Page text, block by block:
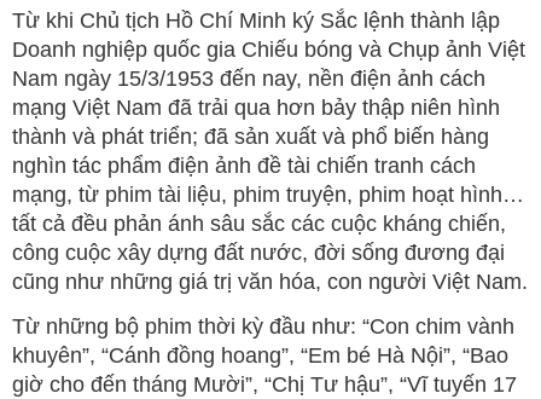
Từ khi Chủ tịch Hồ Chí Minh ký Sắc lệnh thành lập
Doanh nghiệp quốc gia Chiếu bóng và Chụp ảnh Việt
Nam ngày 15/3/1953 đến nay, nền điện ảnh cách
mạng Việt Nam đã trải qua hơn bảy thập niên hình
thành và phát triển; đã sản xuất và phổ biến hàng
nghìn tác phẩm điện ảnh đề tài chiến tranh cách
mạng, từ phim tài liệu, phim truyện, phim hoạt hình…
tất cả đều phản ánh sâu sắc các cuộc kháng chiến,
công cuộc xây dựng đất nước, đời sống đương đại
cũng như những giá trị văn hóa, con người Việt Nam.
Từ những bộ phim thời kỳ đầu như: “Con chim vành
khuyên”, “Cánh đồng hoang”, “Em bé Hà Nội”, “Bao
giờ cho đến tháng Mười”, “Chị Tư hậu”, “Vĩ tuyến 17